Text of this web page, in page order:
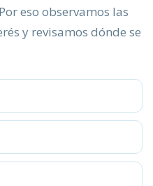
eso observamos las
y revisamos dónde se